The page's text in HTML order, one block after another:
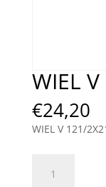
WIEL
€24,20
WIEL V 121/